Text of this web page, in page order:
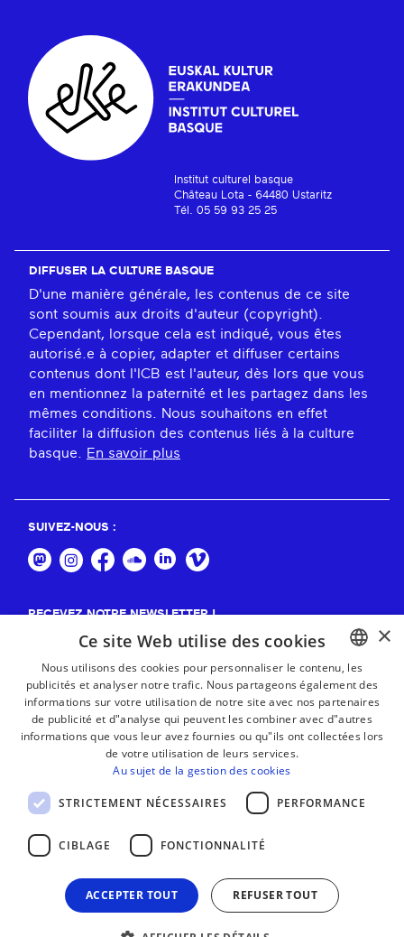
Institut culturel basque
Château Lota - 64480 Ustaritz
Tél. 05 59 93 25 25
DIFFUSER LA CULTURE BASQUE
D'une manière générale, les contenus de ce site
sont soumis aux droits d'auteur (copyright).
Cependant, lorsque cela est indiqué, vous êtes
autorisé.e à copier, adapter et diffuser certains
contenus dont l'ICB est l'auteur, dès lors que vous
en mentionnez la paternité et les partagez dans les
mêmes conditions. Nous souhaitons en effet
faciliter la diffusion des contenus liés à la culture
basque.
En savoir plus
SUIVEZ-NOUS :
RECEVEZ NOTRE NEWSLETTER !
BASQUE
FRENCH
×
Ce site Web utilise des cookies
Nous utilisons des cookies pour personnaliser le contenu, les
publicités et analyser notre trafic. Nous partageons également des
informations sur votre utilisation de notre site avec nos partenaires
de publicité et d"analyse qui peuvent les combiner avec d"autres
informations que vous leur avez fournies ou qu"ils ont collectées lors
de votre utilisation de leurs services.
Au sujet de la gestion des cookies
STRICTEMENT NÉCESSAIRES PERFORMANCE
CIBLAGE FONCTIONNALITÉ
ACCEPTER TOUT REFUSER TOUT